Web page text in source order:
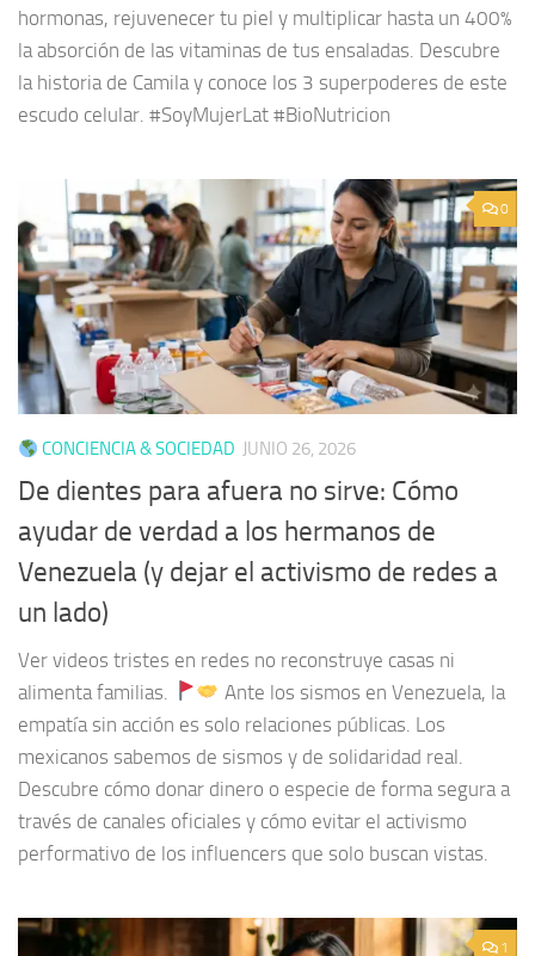
hormonas, rejuvenecer tu piel y multiplicar hasta un 400%
la absorción de las vitaminas de tus ensaladas. Descubre
la historia de Camila y conoce los 3 superpoderes de este
escudo celular. #SoyMujerLat #BioNutricion
0
CONCIENCIA & SOCIEDAD JUNIO 26, 2026
De dientes para afuera no sirve: Cómo
ayudar de verdad a los hermanos de
Venezuela (y dejar el activismo de redes a
un lado)
Ver videos tristes en redes no reconstruye casas ni
alimenta familias.
Ante los sismos en Venezuela, la
empatía sin acción es solo relaciones públicas. Los
mexicanos sabemos de sismos y de solidaridad real.
Descubre cómo donar dinero o especie de forma segura a
través de canales oficiales y cómo evitar el activismo
performativo de los influencers que solo buscan vistas.
1